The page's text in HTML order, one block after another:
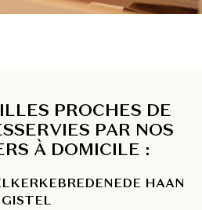
PROCHES DE
PAR NOS
À DOMICILE :
BREDENEDE HAAN
GISTEL